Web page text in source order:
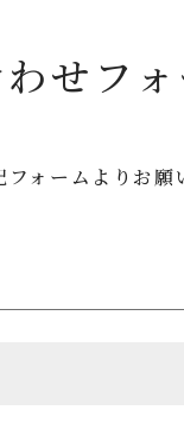
せフォ
フォームよりお願